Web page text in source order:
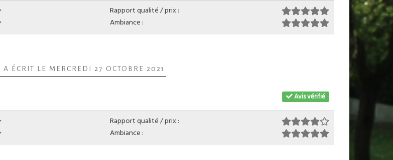
Rapport qualité / prix :
Ambiance :
A ÉCRIT LE MERCREDI 27 OCTOBRE 2021
Avis vérifié
Rapport qualité / prix :
Ambiance :